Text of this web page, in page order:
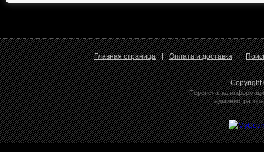
Главная страница | Оплата и доставка |
Copyright
Перепечатка